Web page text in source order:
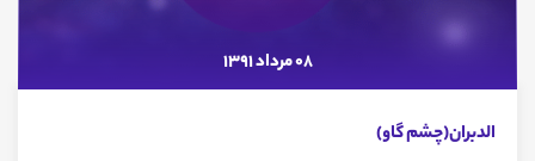
08 مرداد 1391
الدبران(چشم گاو)